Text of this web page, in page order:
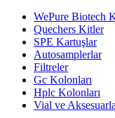
WePure Biotech
Quechers Kitler
SPE Kartuşlar
Autosamplerlar
Filtreler
Gc Kolonları
Hplc Kolonları
Vial ve